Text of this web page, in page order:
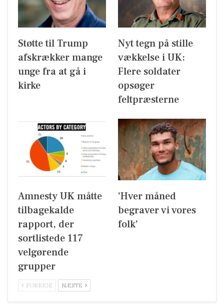
Støtte til Trump
afskrækker mange
unge fra at gå i
kirke
Nyt tegn på stille
vækkelse i UK:
Flere soldater
opsøger
feltpræsterne
Amnesty UK måtte
tilbagekalde
rapport, der
sortlistede 117
velgørende
grupper
’Hver måned
begraver vi vores
folk’
FORRIGE NÆSTE